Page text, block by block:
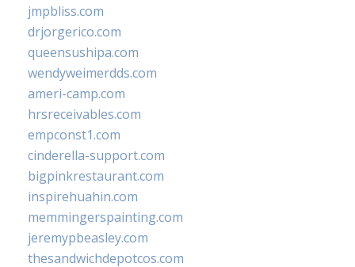
jmpbliss.com
drjorgerico.com
queensushipa.com
wendyweimerdds.com
ameri-camp.com
hrsreceivables.com
empconst1.com
cinderella-support.com
bigpinkrestaurant.com
inspirehuahin.com
memmingerspainting.com
jeremypbeasley.com
thesandwichdepotcos.com